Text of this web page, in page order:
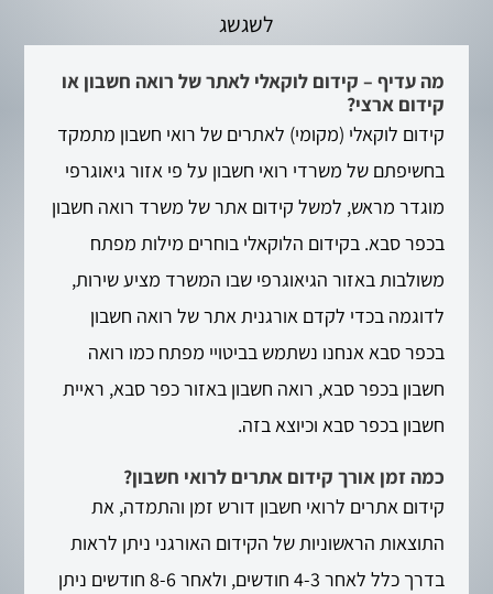
לשגשג
מה עדיף – קידום לוקאלי לאתר של רואה חשבון או
קידום ארצי?
קידום לוקאלי (מקומי) לאתרים של רואי חשבון מתמקד
בחשיפתם של משרדי רואי חשבון על פי אזור גיאוגרפי
מוגדר מראש, למשל קידום אתר של משרד רואה חשבון
בכפר סבא. בקידום הלוקאלי בוחרים מילות מפתח
משולבות באזור הגיאוגרפי שבו המשרד מציע שירות,
לדוגמה בכדי לקדם אורגנית אתר של רואה חשבון
בכפר סבא אנחנו נשתמש בביטויי מפתח כמו רואה
חשבון בכפר סבא, רואה חשבון באזור כפר סבא, ראיית
חשבון בכפר סבא וכיוצא בזה.
כמה זמן אורך קידום אתרים לרואי חשבון?
קידום אתרים לרואי חשבון דורש זמן והתמדה, את
התוצאות הראשוניות של הקידום האורגני ניתן לראות
בדרך כלל לאחר 4-3 חודשים, ולאחר 8-6 חודשים ניתן